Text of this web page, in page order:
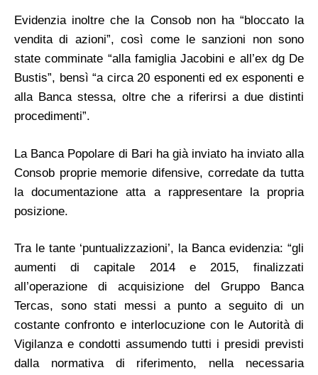
Evidenzia inoltre che la Consob non ha “bloccato la
vendita di azioni”, così come le sanzioni non sono
state comminate “alla famiglia Jacobini e all’ex dg De
Bustis”, bensì “a circa 20 esponenti ed ex esponenti e
alla Banca stessa, oltre che a riferirsi a due distinti
procedimenti”.
La Banca Popolare di Bari ha già inviato ha inviato alla
Consob proprie memorie difensive, corredate da tutta
la documentazione atta a rappresentare la propria
posizione.
Tra le tante ‘puntualizzazioni’, la Banca evidenzia: “gli
aumenti di capitale 2014 e 2015, finalizzati
all’operazione di acquisizione del Gruppo Banca
Tercas, sono stati messi a punto a seguito di un
costante confronto e interlocuzione con le Autorità di
Vigilanza e condotti assumendo tutti i presidi previsti
dalla normativa di riferimento, nella necessaria